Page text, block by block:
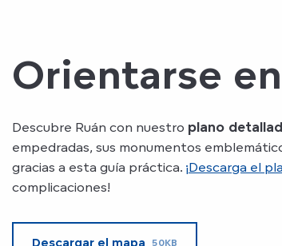
Orientarse
Descubre Ruán con nuestro plano
empedradas, sus monumentos
gracias a esta guía práctica. ¡Descarga el
complicaciones!
Descargar el mapa 50KB